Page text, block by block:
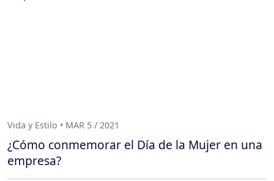
Vida y Estilo • MAR 5 / 2021
¿Cómo conmemorar el Día de la Mujer en una
empresa?